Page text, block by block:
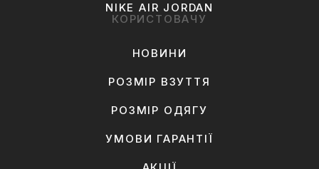
NIKE AIR JORDAN
КОРИСТОВАЧУ
НОВИНИ
РОЗМІР ВЗУТТЯ
РОЗМІР ОДЯГУ
УМОВИ ГАРАНТІЇ